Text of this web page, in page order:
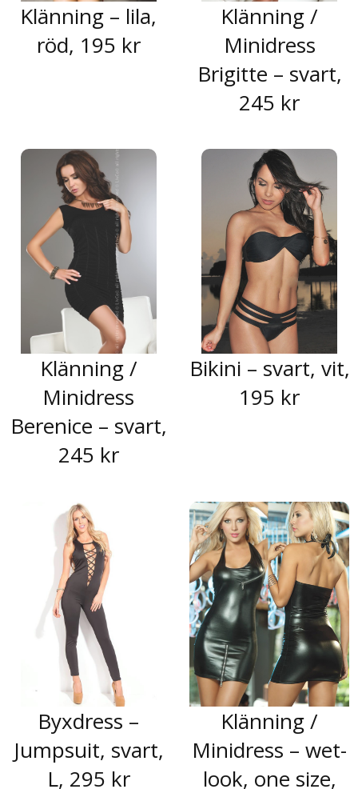
Klänning – lila,
röd, 195 kr
Klänning /
Minidress
Brigitte – svart,
245 kr
Klänning /
Minidress
Berenice – svart,
245 kr
Bikini – svart, vit,
195 kr
Byxdress –
Jumpsuit, svart,
L, 295 kr
Klänning /
Minidress – wet-
look, one size,